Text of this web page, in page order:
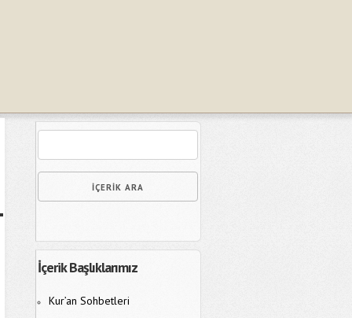
İçerik Başlıklarımız
Kur’an Sohbetleri